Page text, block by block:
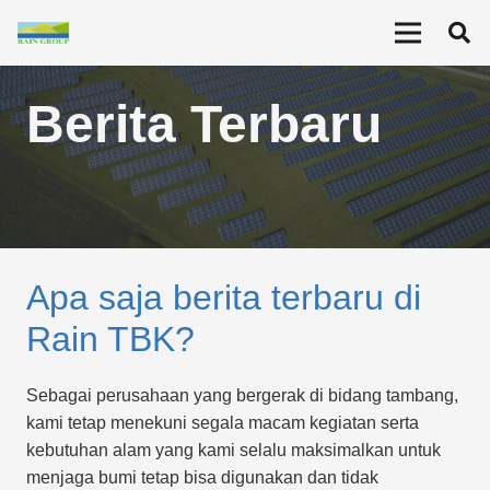
Berita Terbaru
Apa saja berita terbaru di
Rain TBK?
Sebagai perusahaan yang bergerak di bidang tambang,
kami tetap menekuni segala macam kegiatan serta
kebutuhan alam yang kami selalu maksimalkan untuk
menjaga bumi tetap bisa digunakan dan tidak